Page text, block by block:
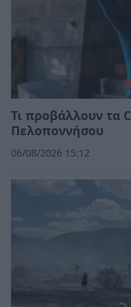
Τι προβάλλουν τα
Πελοποννήσου
06/08/2026 15:12